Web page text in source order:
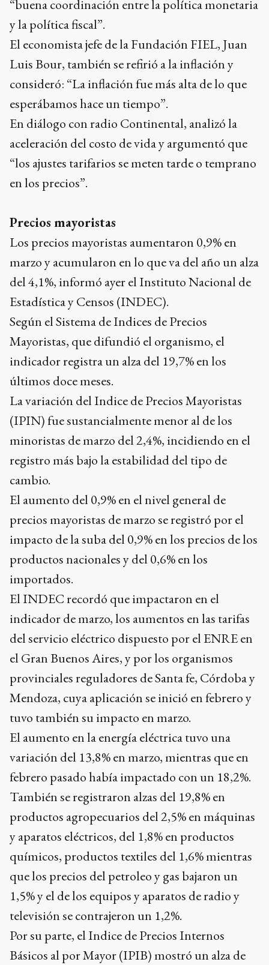
“buena coordinación entre la política monetaria
y la política fiscal”.
El economista jefe de la Fundación FIEL, Juan
Luis Bour, también se refirió a la inflación y
consideró: “La inflación fue más alta de lo que
esperábamos hace un tiempo”.
En diálogo con radio Continental, analizó la
aceleración del costo de vida y argumentó que
“los ajustes tarifarios se meten tarde o temprano
en los precios”.
Precios mayoristas
Los precios mayoristas aumentaron 0,9% en
marzo y acumularon en lo que va del año un alza
del 4,1%, informó ayer el Instituto Nacional de
Estadística y Censos (INDEC).
Según el Sistema de Indices de Precios
Mayoristas, que difundió el organismo, el
indicador registra un alza del 19,7% en los
últimos doce meses.
La variación del Indice de Precios Mayoristas
(IPIN) fue sustancialmente menor al de los
minoristas de marzo del 2,4%, incidiendo en el
registro más bajo la estabilidad del tipo de
cambio.
El aumento del 0,9% en el nivel general de
precios mayoristas de marzo se registró por el
impacto de la suba del 0,9% en los precios de los
productos nacionales y del 0,6% en los
importados.
El INDEC recordó que impactaron en el
indicador de marzo, los aumentos en las tarifas
del servicio eléctrico dispuesto por el ENRE en
el Gran Buenos Aires, y por los organismos
provinciales reguladores de Santa fe, Córdoba y
Mendoza, cuya aplicación se inició en febrero y
tuvo también su impacto en marzo.
El aumento en la energía eléctrica tuvo una
variación del 13,8% en marzo, mientras que en
febrero pasado había impactado con un 18,2%.
También se registraron alzas del 19,8% en
productos agropecuarios del 2,5% en máquinas
y aparatos eléctricos, del 1,8% en productos
químicos, productos textiles del 1,6% mientras
que los precios del petroleo y gas bajaron un
1,5% y el de los equipos y aparatos de radio y
televisión se contrajeron un 1,2%.
Por su parte, el Indice de Precios Internos
Básicos al por Mayor (IPIB) mostró un alza de